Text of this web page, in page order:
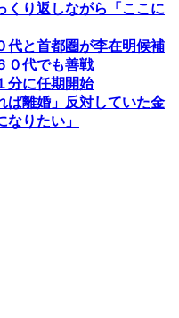
くり返しながら「ここに
代と首都圏が李在明候補
０代でも善戦
分に任期開始
ば離婚」反対していた金
りたい」